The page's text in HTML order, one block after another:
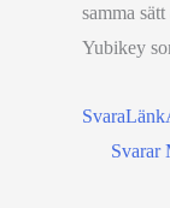
samma
Yubikey
SvaraLänk
Svarar